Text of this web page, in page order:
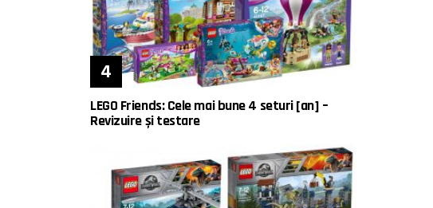
LEGO Friends: Cele mai bune 4 seturi [an] –
Revizuire și testare